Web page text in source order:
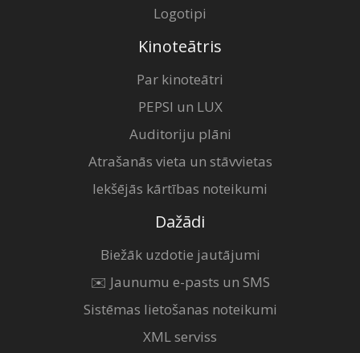
Logotipi
Kinoteātris
Par kinoteātri
PEPSI un LUX
Auditoriju plāni
Atrašanās vieta un stāvvietas
Iekšējās kārtības noteikumi
Dažādi
Biežāk uzdotie jautājumi
✉️ Jaunumu e-pasts un SMS
Sistēmas lietošanas noteikumi
XML serviss